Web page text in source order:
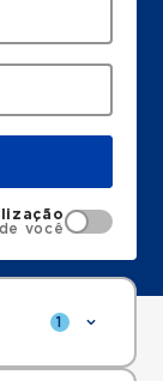
você
1